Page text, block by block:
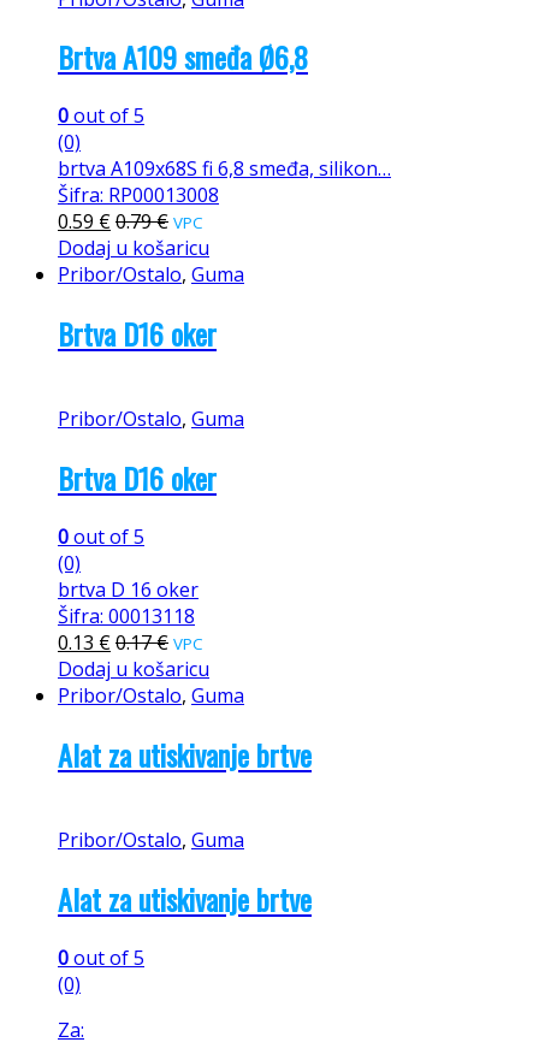
Brtva A109 smeđa Ø6,8
0out of 5
(0)
brtva A109x68S fi 6,8 smeđa, silikon…
Šifra: RP00013008
0.59 €0.79€ VPC
Dodaj u košaricu
Pribor/Ostalo, Guma
Brtva D16 oker
Pribor/Ostalo, Guma
Brtva D16 oker
0out of 5
(0)
brtva D 16 oker
Šifra: 00013118
0.13 €0.17€ VPC
Dodaj u košaricu
Pribor/Ostalo, Guma
Alat za utiskivanje brtve
Pribor/Ostalo, Guma
Alat za utiskivanje brtve
0out of 5
(0)
Za: